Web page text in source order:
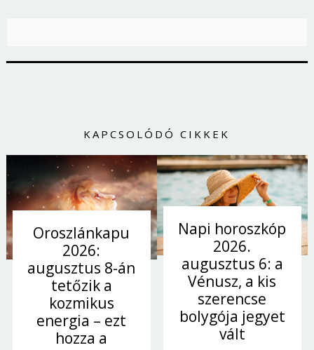
KAPCSOLÓDÓ CIKKEK
Oroszlánkapu
2026:
augusztus 8-án
tetőzik a
kozmikus
energia – ezt
hozza a
Napi horoszkóp
2026.
augusztus 6: a
Vénusz, a kis
szerencse
bolygója jegyet
vált